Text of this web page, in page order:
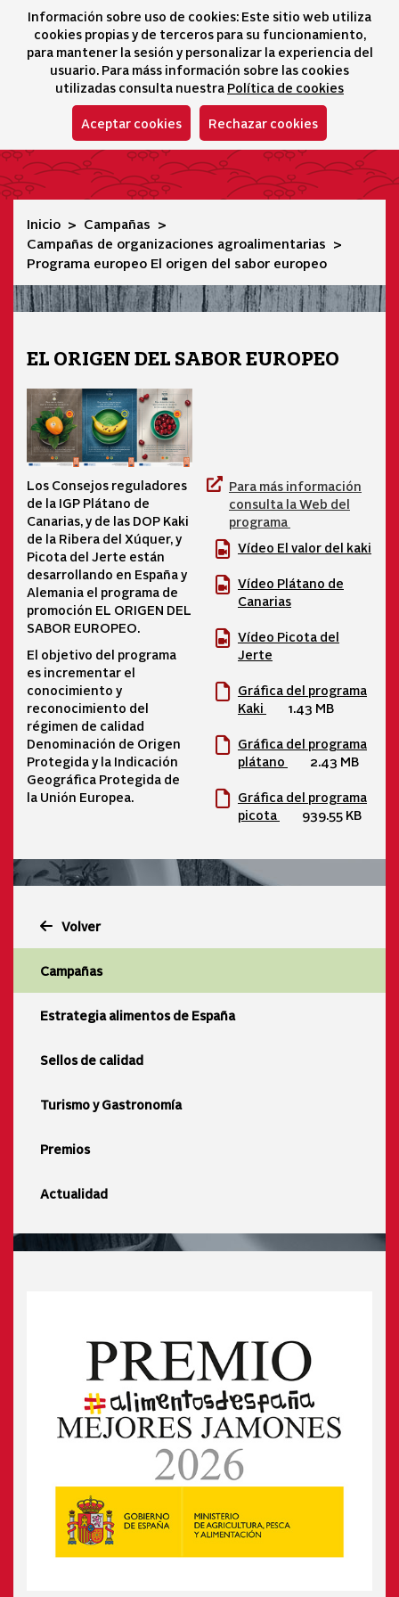
Información sobre uso de cookies: Este sitio web utiliza
cookies propias y de terceros para su funcionamiento,
para mantener la sesión y personalizar la experiencia del
usuario. Para máss información sobre las cookies
utilizadas consulta nuestra Política de cookies
Aceptar cookies Rechazar cookies
Selector idioma
icono
Programa europeo El origen del sabor europeo
Inicio
Campañas
Campañas de organizaciones agroalimentarias
Programa europeo El origen del sabor europeo
EL ORIGEN DEL SABOR EUROPEO
Los Consejos reguladores
de la IGP Plátano de
Canarias, y de las DOP Kaki
de la Ribera del Xúquer, y
Picota del Jerte están
desarrollando en España y
Alemania el programa de
promoción EL ORIGEN DEL
SABOR EUROPEO.
El objetivo del programa
es incrementar el
conocimiento y
reconocimiento del
régimen de calidad
Denominación de Origen
Protegida y la Indicación
Geográfica Protegida de
la Unión Europea.
Para más información
consulta la Web del
programa
Vídeo El valor del kaki
Vídeo Plátano de
Canarias
Vídeo Picota del
Jerte
Gráfica del programa
Kaki
1.43 MB
Gráfica del programa
plátano
2.43 MB
Gráfica del programa
picota
939.55 KB
Volver
Campañas
Estrategia alimentos de España
Sellos de calidad
Turismo y Gastronomía
Premios
Actualidad